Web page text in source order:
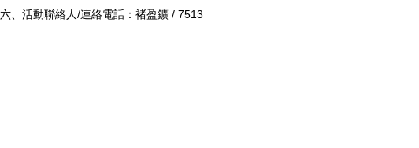
六、活動聯絡人/連絡電話：褚盈鑛 / 7513